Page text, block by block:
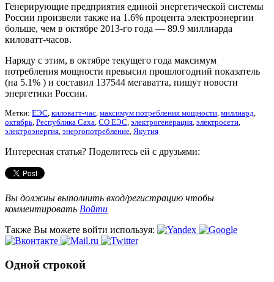
Генерирующие предприятия единой энергетической системы
России произвели также на 1.6% процента электроэнергии
больше, чем в октябре 2013-го года — 89.9 миллиарда
киловатт-часов.
Наряду с этим, в октябре текущего года максимум
потребления мощности превысил прошлогодний показатель
(на 5.1% ) и составил 137544 мегаватта, пишут новости
энергетики России.
Метки: ЕЭС, киловатт-час, максимум потребления мощности, миллиард,
октябрь, Республика Саха, СО ЕЭС, электрогенерация, электросети,
электроэнергия, энергопотребление, Якутия
Интересная статья? Поделитесь ей с друзьями:
Вы должны выполнить вход/регистрацию чтобы
комментировать Войти
Также Вы можете войти используя:
Одной строкой